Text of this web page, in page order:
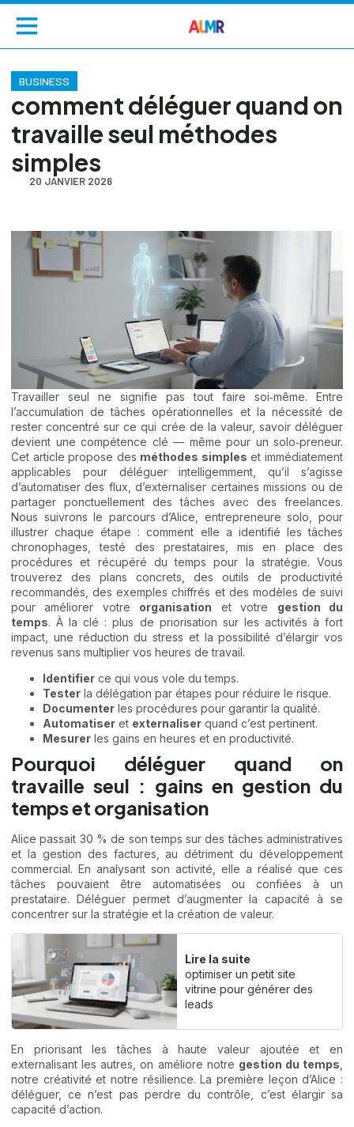
BUSINESS
comment déléguer quand on
travaille seul méthodes
simples
20 JANVIER 2026
Travailler seul ne signifie pas tout faire soi‑même. Entre
l’accumulation de tâches opérationnelles et la nécessité de
rester concentré sur ce qui crée de la valeur, savoir déléguer
devient une compétence clé — même pour un solo‑preneur.
Cet article propose des méthodes simples et immédiatement
applicables pour déléguer intelligemment, qu’il s’agisse
d’automatiser des flux, d’externaliser certaines missions ou de
partager ponctuellement des tâches avec des freelances.
Nous suivrons le parcours d’Alice, entrepreneure solo, pour
illustrer chaque étape : comment elle a identifié les tâches
chronophages, testé des prestataires, mis en place des
procédures et récupéré du temps pour la stratégie. Vous
trouverez des plans concrets, des outils de productivité
recommandés, des exemples chiffrés et des modèles de suivi
pour améliorer votre organisation et votre gestion du
temps. À la clé : plus de priorisation sur les activités à fort
impact, une réduction du stress et la possibilité d’élargir vos
revenus sans multiplier vos heures de travail.
Identifier ce qui vous vole du temps.
Tester la délégation par étapes pour réduire le risque.
Documenter les procédures pour garantir la qualité.
Automatiser et externaliser quand c’est pertinent.
Mesurer les gains en heures et en productivité.
Pourquoi déléguer quand on
travaille seul : gains en gestion du
temps et organisation
Alice passait 30 % de son temps sur des tâches administratives
et la gestion des factures, au détriment du développement
commercial. En analysant son activité, elle a réalisé que ces
tâches pouvaient être automatisées ou confiées à un
prestataire. Déléguer permet d’augmenter la capacité à se
concentrer sur la stratégie et la création de valeur.
Lire la suite
optimiser un petit site
vitrine pour générer des
leads
En priorisant les tâches à haute valeur ajoutée et en
externalisant les autres, on améliore notre gestion du temps
notre créativité et notre résilience. La première leçon d’Alice :
déléguer, ce n’est pas perdre du contrôle, c’est élargir sa
capacité d’action.